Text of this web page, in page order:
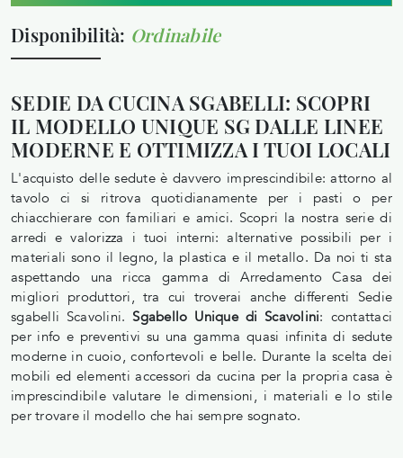
Disponibilità: Ordinabile
SEDIE DA CUCINA SGABELLI: SCOPRI
IL MODELLO UNIQUE SG DALLE LINEE
MODERNE E OTTIMIZZA I TUOI LOCALI
L'acquisto delle sedute è davvero imprescindibile: attorno al
tavolo ci si ritrova quotidianamente per i pasti o per
chiacchierare con familiari e amici. Scopri la nostra serie di
arredi e valorizza i tuoi interni: alternative possibili per i
materiali sono il legno, la plastica e il metallo. Da noi ti sta
aspettando una ricca gamma di Arredamento Casa dei
migliori produttori, tra cui troverai anche differenti Sedie
sgabelli Scavolini.Sgabello Unique di Scavolini: contattaci
per info e preventivi su una gamma quasi infinita di sedute
moderne in cuoio, confortevoli e belle. Durante la scelta dei
mobili ed elementi accessori da cucina per la propria casa è
imprescindibile valutare le dimensioni, i materiali e lo stile
per trovare il modello che hai sempre sognato.